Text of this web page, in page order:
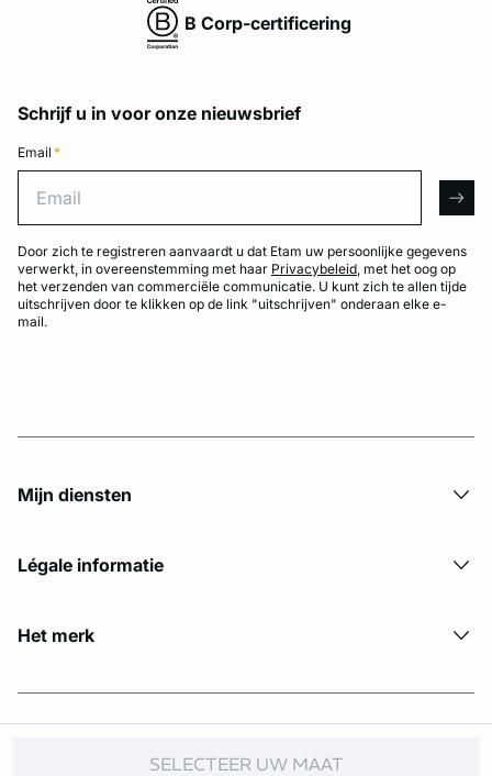
SELECTEER UW MAAT
B Corp-certificering
Schrijf u in voor onze nieuwsbrief
Email *
Door zich te registreren aanvaardt u dat Etam uw persoonlijke gegevens
verwerkt, in overeenstemming met haar Privacybeleid, met het oog op
het verzenden van commerciële communicatie. U kunt zich te allen tijde
uitschrijven door te klikken op de link "uitschrijven" onderaan elke e-
mail.
Mijn diensten
Légale informatie
Het merk